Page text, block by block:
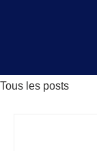
Tous les posts